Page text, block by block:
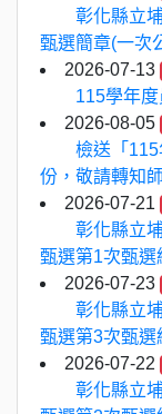
彰化縣立
甄選簡章(一次
2026-07-13
115學年
2026-08-05
檢送「
份，敬請轉知
2026-07-21
彰化縣立
甄選第1次甄選
2026-07-23
彰化縣立
甄選第3次甄選
2026-07-22
彰化縣立